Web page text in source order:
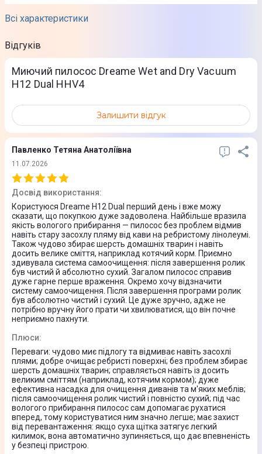
Всі характеристики
0,35 л
0,9 л
Індикатор заповнення пилозбірника
Ультрафіолетова лампа
Ні
Ні
Турбощітка в комплекті
Ні
Потужність та рівень шуму
Потужність двигуна
300 Вт
Потужність всмоктування
200 Вт
Регулювання потужності
Так
Рівень шуму
76 дБ
Автономність
Відгуків
Миючий пилосос Dreame Wet and Dry Vacuum
H12 Dual HHV4
Залишити відгук
Павленко Тетяна Анатоліївна
11.07.2026
Досвід використання:
Користуюся Dreame H12 Dual перший день і вже можу
сказати, що покупкою дуже задоволена. Найбільше вразила
якість вологого прибирання — пилосос без проблем відмив
навіть стару засохлу пляму від кави на ребристому лінолеумі.
Також чудово збирає шерсть домашніх тварин і навіть
досить велике сміття, наприклад котячий корм. Приємно
здивувала система самоочищення: після завершення ролик
був чистий й абсолютно сухий. Загалом пилосос справив
дуже гарне перше враження. Окремо хочу відзначити
систему самоочищення. Після завершення програми ролик
був абсолютно чистий і сухий. Це дуже зручно, адже не
потрібно вручну його прати чи хвилюватися, що він почне
неприємно пахнути.
Плюси:
Переваги: чудово миє підлогу та відмиває навіть засохлі
плями; добре очищає ребристі поверхні; без проблем збирає
шерсть домашніх тварин; справляється навіть із досить
великим сміттям (наприклад, котячим кормом); дуже
ефективна насадка для очищення диванів та м'яких меблів;
після самоочищення ролик чистий і повністю сухий; під час
вологого прибирання пилосос сам допомагає рухатися
вперед, тому користуватися ним значно легше; має захист
від перевантаження: якщо суха щітка затягує легкий
килимок, вона автоматично зупиняється, що дає впевненість
у безпеці пристрою.